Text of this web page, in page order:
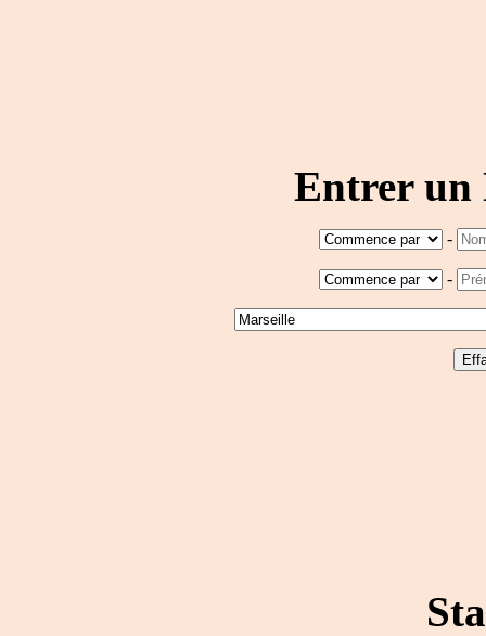
Entrer un
-
-